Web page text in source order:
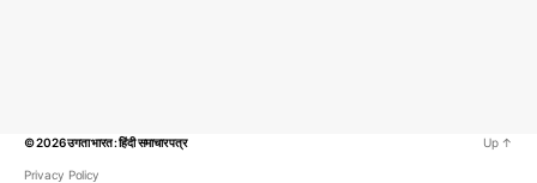
© 2026उगता भारत : हिंदी समाचार पत्र
Privacy Policy
Up ↑